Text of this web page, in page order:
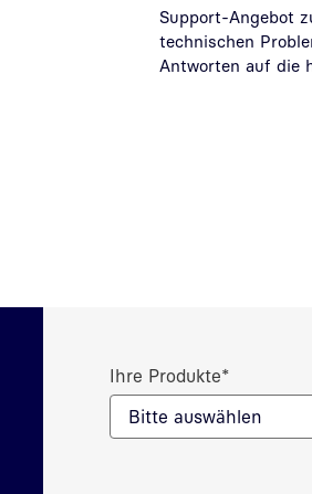
Support-Angebot
technischen
Antworten auf die
Ihre Produkte*
Bitte auswählen